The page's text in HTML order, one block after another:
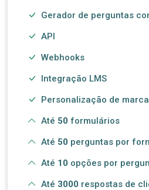
Gerador de perguntas
API
Webhooks
Integração LMS
Personalização de marca
Até 50 formulários
Até 50 perguntas por
Até 10 opções por
Até 3000 respostas de